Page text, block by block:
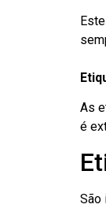
As
é
São